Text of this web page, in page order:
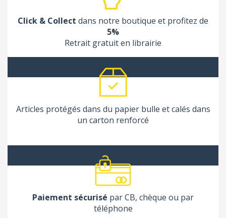
Click & Collect dans notre boutique et profitez de
5%
Retrait gratuit en librairie
Articles protégés dans du papier bulle et calés dans
un carton renforcé
Paiement sécurisé par CB, chèque ou par
téléphone